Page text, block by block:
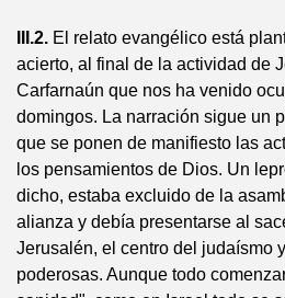
III.2. El relato evangélico está
acierto, al final de la actividad de
Carfarnaún que nos ha venido
domingos. La narración sigue un
que se ponen de manifiesto las
los pensamientos de Dios. Un
dicho, estaba excluido de la
alianza y debía presentarse al
Jerusalén, el centro del judaísmo
poderosas. Aunque todo